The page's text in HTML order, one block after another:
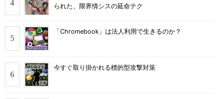
られた、限界情シスの延命テク
「Chromebook」は法人利用で生きるのか？
今すぐ取り掛かれる標的型攻撃対策